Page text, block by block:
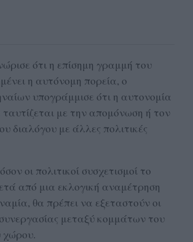
ότι η επίσημη γραμμή του
η αυτόνομη πορεία, ο
υπογράμμισε ότι η αυτονομία
ταυτίζεται με την απομόνωση ή τον
διαλόγου με άλλες πολιτικές
οι πολιτικοί συσχετισμοί το
από μια εκλογική αναμέτρηση
θα πρέπει να εξεταστούν οι
μεταξύ κομμάτων του
χώρου.